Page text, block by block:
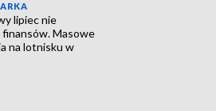
lipiec nie
finansów. Masowe
na lotnisku w